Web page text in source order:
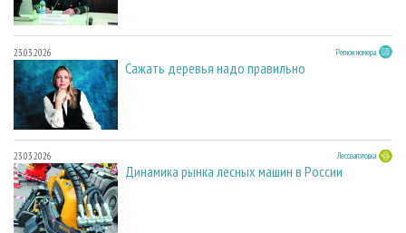
23.03.2026 Регион номера
Сажать деревья надо правильно
23.03.2026 Лесозаготовка
Динамика рынка лесных машин в России